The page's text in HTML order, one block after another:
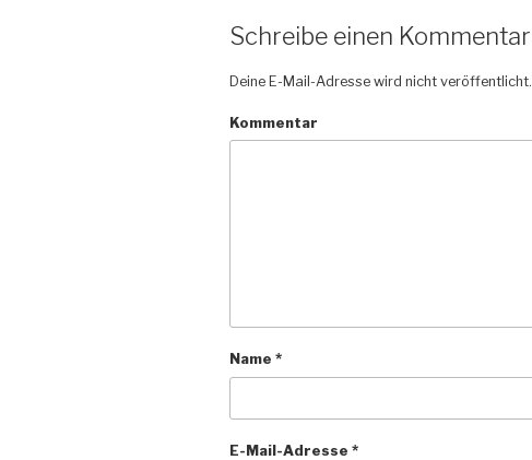
Schreibe einen Kommentar
Deine E-Mail-Adresse wird nicht veröffentlicht.
Kommentar
Name*
E-Mail-Adresse*